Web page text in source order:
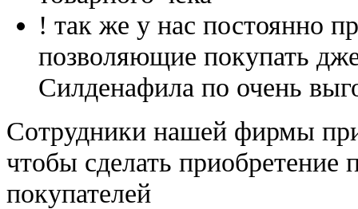
! так же у нас постоянно
позволяющие покупать
Силденафила по очень
Cотрудники нашей фирмы
чтобы сделать приобретение
покупателей